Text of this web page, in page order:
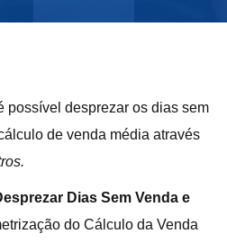
possível desprezar os dias sem
de venda média através
Dias Sem Venda e
do Cálculo da Venda